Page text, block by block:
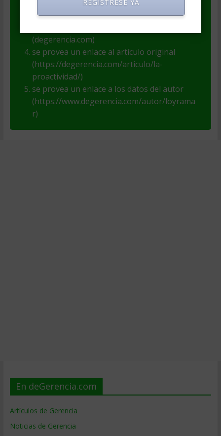
se haga referencia al autor (Loyramar
Lourdes Rojas Ayala)
(degerencia.com)
se provea un enlace al artículo original
(https://degerencia.com/articulo/la-
proactividad/)
se provea un enlace a los datos del autor
(https://www.degerencia.com/autor/loyrama
r)
En deGerencia.com
Artículos de Gerencia
Noticias de Gerencia
REGISTRESE YA